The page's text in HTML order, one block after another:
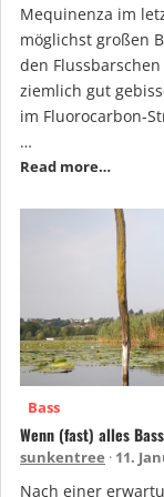
Mequinenza im
möglichst großen
den
ziemlich gut
im Fluorocarbon-
…
Read more…
Bass
Wenn (fast) alles
sunkentree 11.
Nach einer